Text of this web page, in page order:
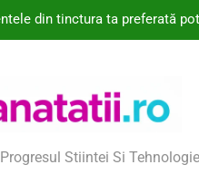
din tinctura ta preferată
de disconfortul nazal și
Stiintei Si